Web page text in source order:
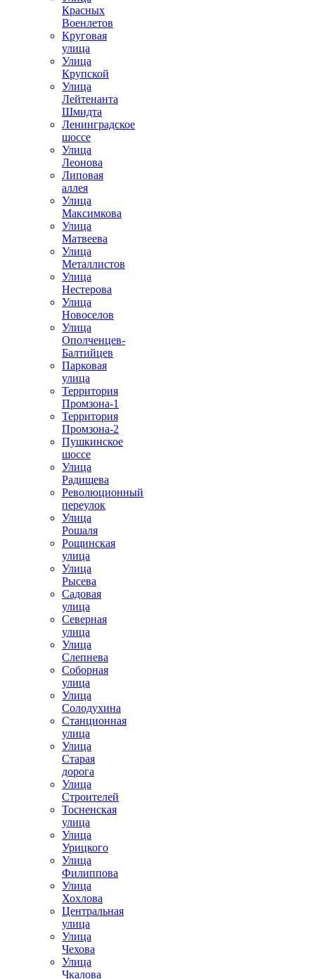
Красных
Военлетов
Круговая
улица
Улица
Крупской
Улица
Лейтенанта
Шмидта
Ленинградское
шоссе
Улица
Леонова
Липовая
аллея
Улица
Максимкова
Улица
Матвеева
Улица
Металлистов
Улица
Нестерова
Улица
Новоселов
Улица
Ополченцев-
Балтийцев
Парковая
улица
Территория
Промзона-1
Территория
Промзона-2
Пушкинское
шоссе
Улица
Радищева
Революционный
переулок
Улица
Рошаля
Рощинская
улица
Улица
Рысева
Садовая
улица
Северная
улица
Улица
Слепнева
Соборная
улица
Улица
Солодухина
Станционная
улица
Улица
Старая
дорога
Улица
Строителей
Тосненская
улица
Улица
Урицкого
Улица
Филиппова
Улица
Хохлова
Центральная
улица
Улица
Чехова
Улица
Чкалова